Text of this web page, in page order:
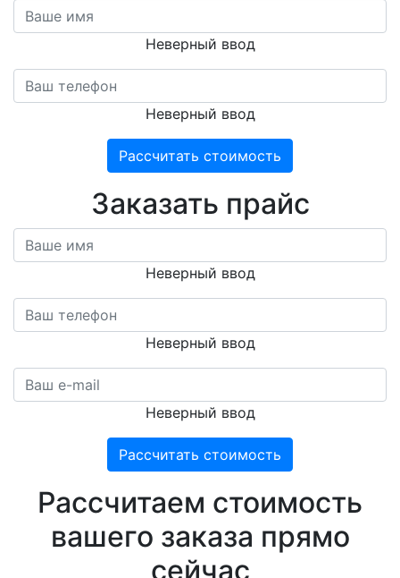
Неверный ввод
Неверный ввод
Рассчитать стоимость
Заказать прайс
Неверный ввод
Неверный ввод
Неверный ввод
Рассчитать стоимость
Расcчитаем стоимость
вашего заказа прямо
сейчас